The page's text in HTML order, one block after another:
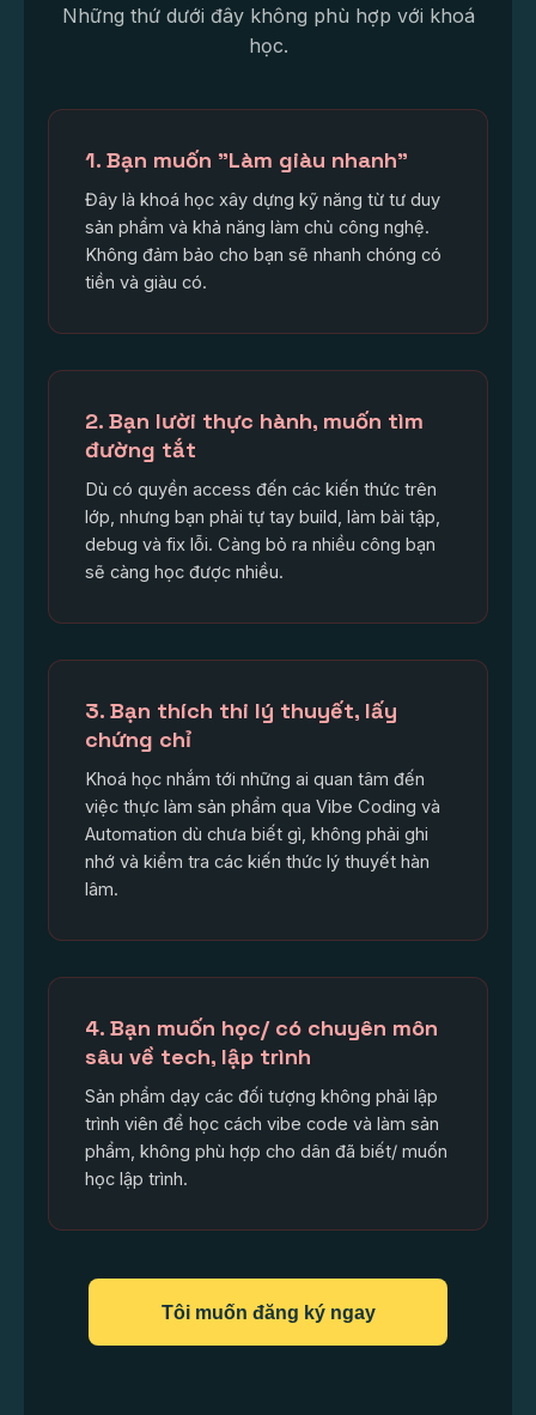
Những thứ dưới đây không phù hợp với khoá
học.
1. Bạn muốn "Làm giàu nhanh"
Đây là khoá học xây dựng kỹ năng từ tư duy
sản phẩm và khả năng làm chủ công nghệ.
Không đảm bảo cho bạn sẽ nhanh chóng có
tiền và giàu có.
2. Bạn lười thực hành, muốn tìm
đường tắt
Dù có quyền access đến các kiến thức trên
lớp, nhưng bạn phải tự tay build, làm bài tập,
debug và fix lỗi. Càng bỏ ra nhiều công bạn
sẽ càng học được nhiều.
3. Bạn thích thi lý thuyết, lấy
chứng chỉ
Khoá học nhắm tới những ai quan tâm đến
việc thực làm sản phẩm qua Vibe Coding và
Automation dù chưa biết gì, không phải ghi
nhớ và kiểm tra các kiến thức lý thuyết hàn
lâm.
4. Bạn muốn học/ có chuyên môn
sâu về tech, lập trình
Sản phẩm dạy các đối tượng không phải lập
trình viên để học cách vibe code và làm sản
phẩm, không phù hợp cho dân đã biết/ muốn
học lập trình.
Tôi muốn đăng ký ngay